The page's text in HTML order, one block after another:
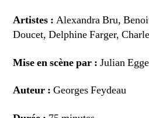
Artistes :Alexandra Bru,
Doucet, Delphine Farger,
Mise en scène par : Julian
Auteur : Georges Feydeau